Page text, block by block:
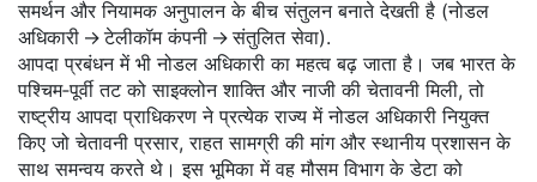
समर्थन और नियामक अनुपालन के बीच संतुलन बनाते देखती है (नोडल
अधिकारी → टेलीकॉम कंपनी → संतुलित सेवा).
आपदा प्रबंधन में भी नोडल अधिकारी का महत्व बढ़ जाता है। जब भारत के
पश्चिम‑पूर्वी तट को साइक्लोन शाक्ति और नाजी की चेतावनी मिली, तो
राष्ट्रीय आपदा प्राधिकरण ने प्रत्येक राज्य में नोडल अधिकारी नियुक्त
किए जो चेतावनी प्रसार, राहत सामग्री की मांग और स्थानीय प्रशासन के
साथ समन्वय करते थे। इस भूमिका में वह मौसम विभाग के डेटा को